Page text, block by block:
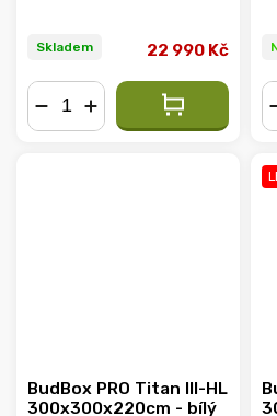
Skladem 22 990 Kč
BudBox PRO Titan III-HL
300x300x220cm - bílý